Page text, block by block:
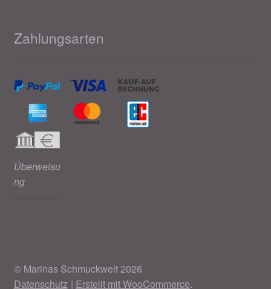
Zahlungsarten
Überweisu
ng
© Marinas Schmuckwelt 2026
Datenschutz
Erstellt mit WooCommerce.